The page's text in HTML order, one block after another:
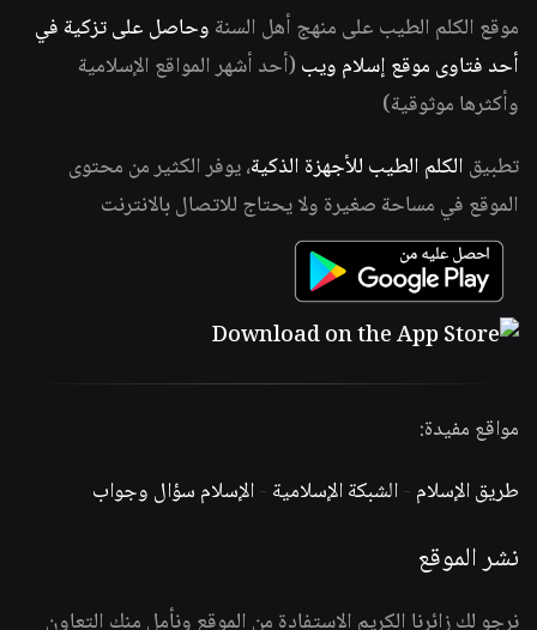
موقع الكلم الطيب على منهج أهل السنة وحاصل على تزكية في
أحد فتاوى موقع إسلام ويب (أحد أشهر المواقع الإسلامية
وأكثرها موثوقية)
تطبيق الكلم الطيب للأجهزة الذكية، يوفر الكثير من محتوى
الموقع في مساحة صغيرة ولا يحتاج للاتصال بالانترنت
مواقع مفيدة:
طريق الإسلام -الشبكة الإسلامية -الإسلام سؤال وجواب
نشر الموقع